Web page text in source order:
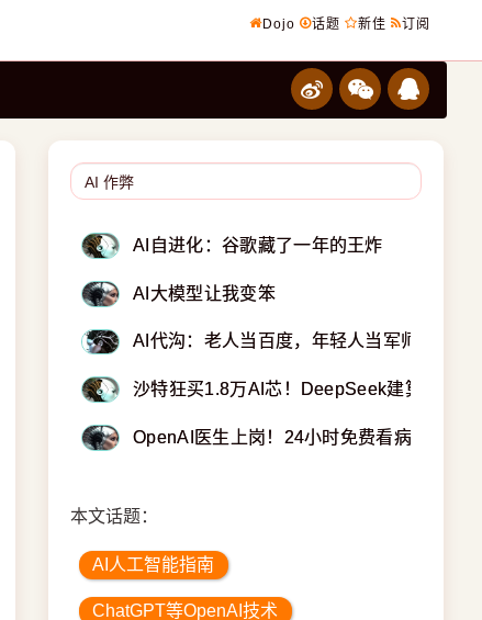
Dojo 话题 新佳 订阅
AI自进化：谷歌藏了一年的王炸
AI大模型让我变笨
AI代沟：老人当百度，年轻人当军师
沙特狂买1.8万AI芯！DeepSeek建算力中心
OpenAI医生上岗！24小时免费看病
本文话题：
AI人工智能指南
ChatGPT等OpenAI技术